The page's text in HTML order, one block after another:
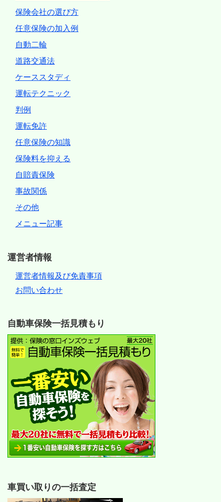
保険会社の選び方
任意保険の加入例
自動二輪
道路交通法
ケーススタディ
運転テクニック
判例
運転免許
任意保険の知識
保険料を抑える
自賠責保険
事故関係
その他
メニュー記事
運営者情報
運営者情報及び免責事項
お問い合わせ
自動車保険一括見積もり
車買い取りの一括査定